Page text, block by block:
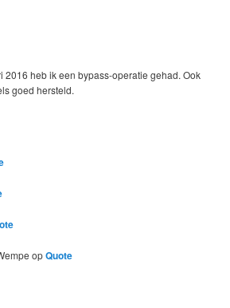
2016 heb ik een bypass-operatie gehad. Ook
goed hersteld.
opQuote